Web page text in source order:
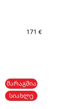
171 €
ᲛᲐᲠᲐᲒᲨᲘᲐ
ᲡᲘᲐᲮᲚᲔ